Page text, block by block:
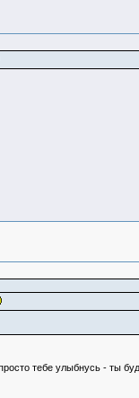
тебе улыбнусь - ты